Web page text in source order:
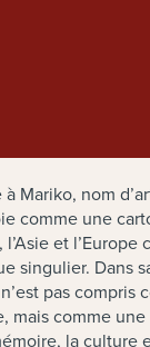
à Mariko, nom
comme une
et
singulier. Dans
pas compris
mais comme
la culture